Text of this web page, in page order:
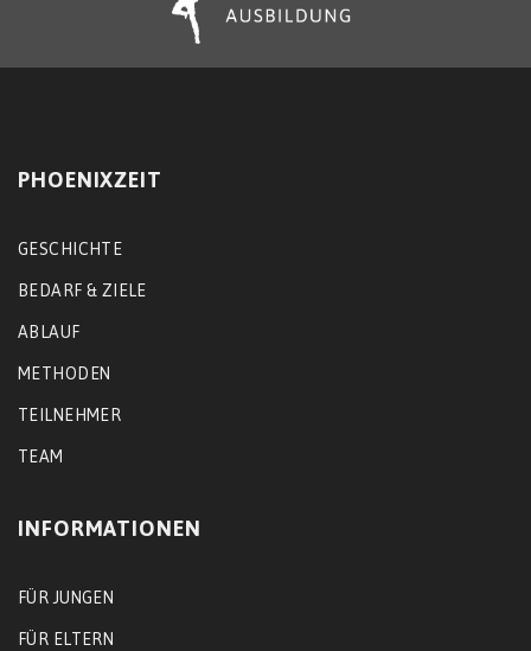
PHOENIXZEIT
GESCHICHTE
BEDARF & ZIELE
ABLAUF
METHODEN
TEILNEHMER
TEAM
INFORMATIONEN
FÜR JUNGEN
FÜR ELTERN